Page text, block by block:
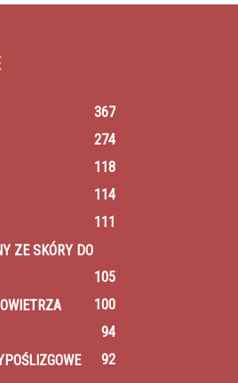
367
274
118
114
111
ZE SKÓRY DO
105
100
94
92